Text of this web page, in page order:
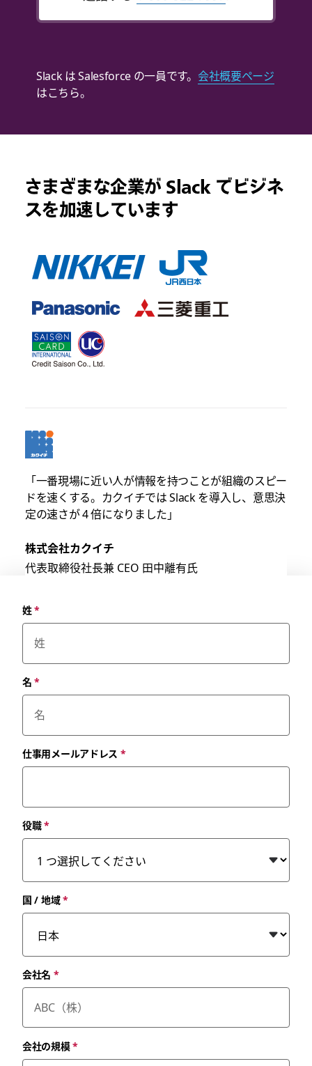
Slack は Salesforce の一員です。 会社概要ページ
はこちら。
さまざまな企業が Slack でビジネ
スを加速しています
「一番現場に近い人が情報を持つことが組織のスピー
ドを速くする。カクイチでは Slack を導入し、意思決
定の速さが 4 倍になりました」
株式会社カクイチ
代表取締役社長兼 CEO 田中離有氏
姓*
名 *
仕事用メールアドレス *
役職*
国 / 地域*
会社名 *
会社の規模*